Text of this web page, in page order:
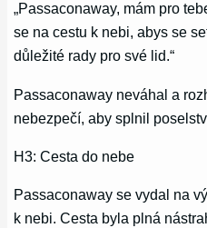
„Passaconaway, mám pro
se na cestu k nebi, abys se
důležité rady pro své lid.“
Passaconaway neváhal a
nebezpečí, aby splnil
H3: Cesta do nebe
Passaconaway se vydal na
k nebi. Cesta byla plná